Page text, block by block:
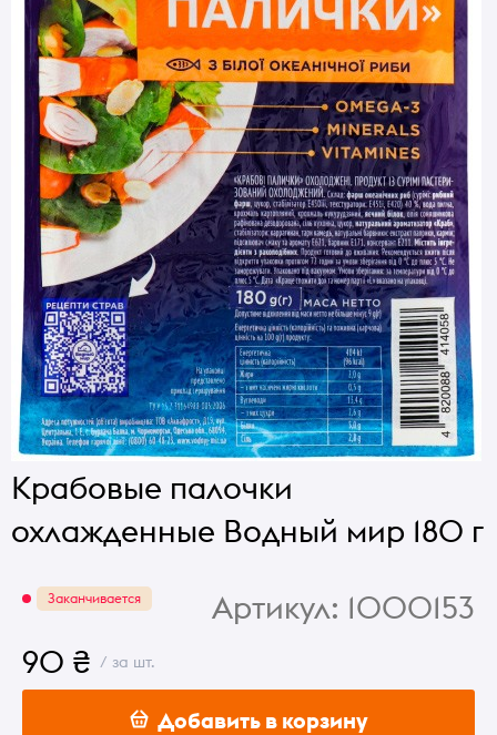
Крабовые палочки
охлажденные Водный мир 180 г
Заканчивается Артикул: 1000153
90 ₴ / за шт.
Добавить в корзину